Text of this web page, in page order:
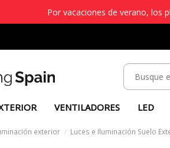
Por vacaciones de verano, los
VENTILADORES LED
exterior Luces e Iluminación Suelo